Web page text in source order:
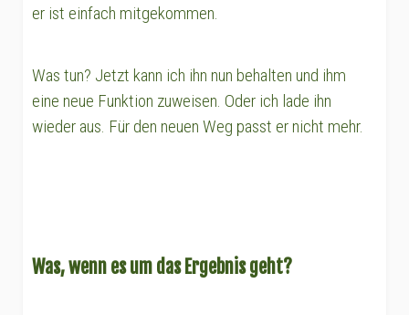
er ist einfach mitgekommen.
Was tun? Jetzt kann ich ihn nun behalten und ihm
eine neue Funktion zuweisen. Oder ich lade ihn
wieder aus. Für den neuen Weg passt er nicht mehr.
Was, wenn es um das Ergebnis geht?